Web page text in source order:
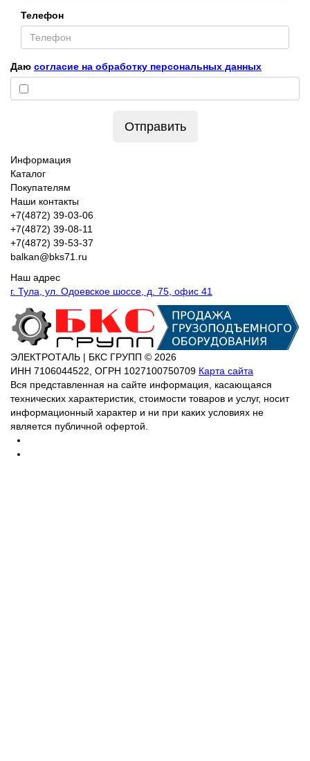
Телефон
Даю согласие на обработку персональных данных
Отправить
Информация
Каталог
Покупателям
Наши контакты
+7(4872) 39-03-06
+7(4872) 39-08-11
+7(4872) 39-53-37
balkan@bks71.ru
Наш адрес
г. Тула, ул. Одоевское шоссе, д. 75, офис 41
ЭЛЕКТРОТАЛЬ | БКС ГРУПП © 2026
ИНН 7106044522, ОГРН 1027100750709 Карта сайта
Вся представленная на сайте информация, касающаяся
технических характеристик, стоимости товаров и услуг, носит
информационный характер и ни при каких условиях не
является публичной офертой.